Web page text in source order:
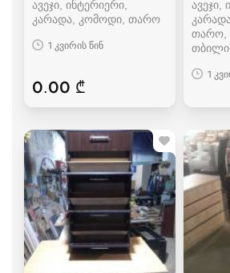
ავეჯი, ინტერიერი,
კარადა, კომოდი, თარო
1 კვირის წინ
0.00 ₾
ავეჯი,
თარო
1